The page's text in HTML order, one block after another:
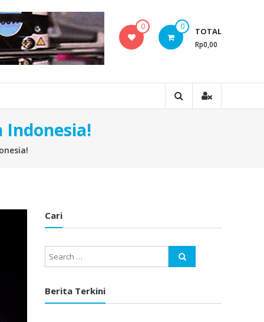
0 0 TOTAL
Rp0,00
Indonesia!
Cari
Berita Terkini